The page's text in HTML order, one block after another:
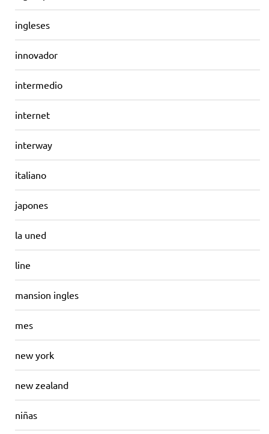
ingleses
innovador
intermedio
internet
interway
italiano
japones
la uned
line
mansion ingles
mes
new york
new zealand
niñas